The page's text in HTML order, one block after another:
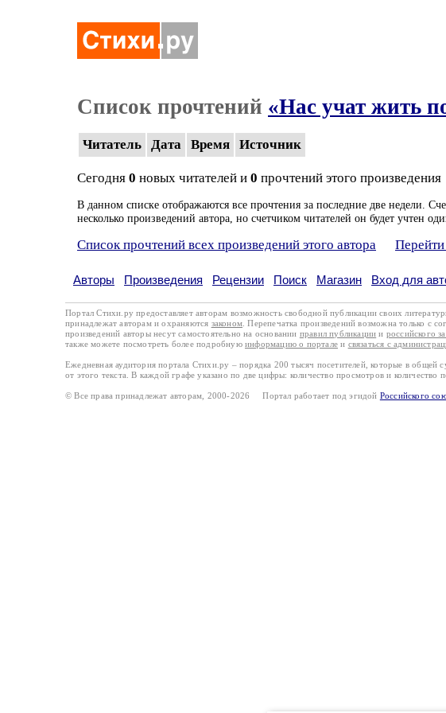
Список прочтений «Нас учат жить
Читатель Дата Время Источник
Сегодня 0 новых читателей и 0 прочтений этого произведения
В данном списке отображаются все прочтения за последние две недели.
несколько произведений автора, но счетчиком читателей он будет учтен
Список прочтений всех произведений этого автора
Авторы Произведения Рецензии Поиск Магазин Вход для
Портал Стихи.ру предоставляет авторам возможность свободной публикации своих
принадлежат авторам и охраняются законом . Перепечатка произведений возможна только с
произведений авторы несут самостоятельно на основании правил публикации и российского
также можете посмотреть более подробную информацию о портале и связаться с
Ежедневная аудитория портала Стихи.ру – порядка 200 тысяч посетителей, которые в
от этого текста. В каждой графе указано по две цифры: количество просмотров и количество
© Все права принадлежат авторам, 2000-2026 Портал работает под эгидой Российского